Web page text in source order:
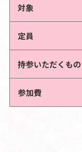
対象
定員
持参いただくもの
参加費